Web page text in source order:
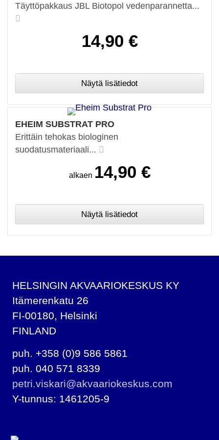
Täyttöpakkaus JBL Biotopol vedenparannetta...
14,90 €
EHEIM SUBSTRAT PRO
Erittäin tehokas biologinen
suodatusmateriaali...
alkaen 14,90 €
HELSINGIN AKVAARIOKESKUS KY
Itämerenkatu 26
FI-00180, Helsinki
FINLAND
puh. +358 (0)9 586 5861
puh. 040 571 8339
petri.viskari@akvaariokeskus.com
Y-tunnus: 1461205-9